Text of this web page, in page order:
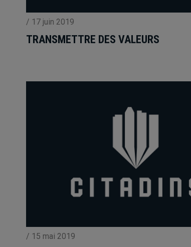
/ 17 juin 2019
TRANSMETTRE DES VALEURS
/ 15 mai 2019